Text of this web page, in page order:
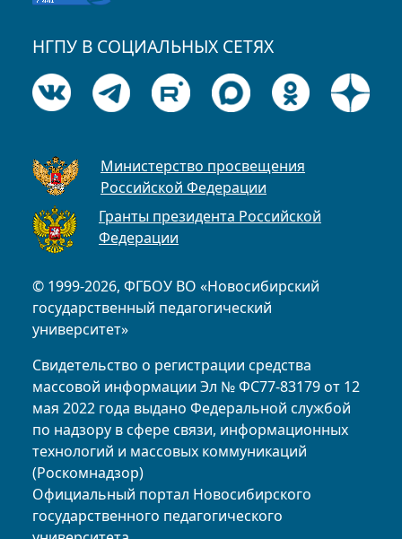
© 1999-2026, ФГБОУ ВО «Новосибирский
государственный педагогический
университет»
Свидетельство о регистрации средства
массовой информации Эл № ФС77-83179 от 12
мая 2022 года выдано Федеральной службой
по надзору в сфере связи, информационных
технологий и массовых коммуникаций
(Роскомнадзор)
Официальный портал Новосибирского
государственного педагогического
НГПУ В СОЦИАЛЬНЫХ СЕТЯХ
Министерство просвещения
Российской Федерации
Гранты президента Российской
Федерации